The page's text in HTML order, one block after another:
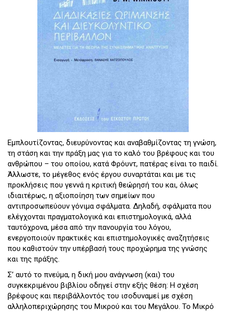
Εμπλουτίζοντας, διευρύνοντας και αναβαθμίζοντας τη γνώση,
τη στάση και την πράξη μας για το καλό του βρέφους και του
ανθρώπου – του οποίου, κατά Φρόυντ, πατέρας είναι το παιδί.
Άλλωστε, το μέγεθος ενός έργου συναρτάται και με τις
προκλήσεις που γεννά η κριτική θεώρησή του και, όλως
ιδιαιτέρως, η αξιοποίηση των σημείων που
αντιπροσωπεύουν γόνιμα σφάλματα. Δηλαδή, σφάλματα που
ελέγχονται πραγματολογικά και επιστημολογικά, αλλά
ταυτόχρονα, μέσα από την πανουργία του λόγου,
ενεργοποιούν πρακτικές και επιστημολογικές αναζητήσεις
που καθιστούν την υπέρβασή τους προχώρημα της γνώσης
και της πράξης.
Σ’ αυτό το πνεύμα, η δική μου ανάγνωση (και) του
συγκεκριμένου βιβλίου οδηγεί στην εξής θέση: Η σχέση
βρέφους και περιβάλλοντός του ισοδυναμεί με σχέση
αλληλοπεριχώρησης του Μικρού και του Μεγάλου. Το Μικρό